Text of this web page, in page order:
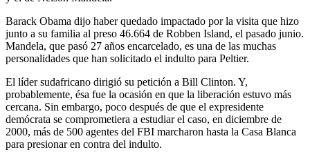
Barack Obama dijo haber quedado impactado por la visita que hizo
junto a su familia al preso 46.664 de Robben Island, el pasado junio.
Mandela, que pasó 27 años encarcelado, es una de las muchas
personalidades que han solicitado el indulto para Peltier.
El líder sudafricano dirigió su petición a Bill Clinton. Y,
probablemente, ésa fue la ocasión en que la liberación estuvo más
cercana. Sin embargo, poco después de que el expresidente
demócrata se comprometiera a estudiar el caso, en diciembre de
2000, más de 500 agentes del FBI marcharon hasta la Casa Blanca
para presionar en contra del indulto.